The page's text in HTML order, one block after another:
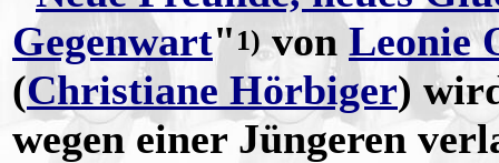
Gegenwart" 1)vonLeonie
(Christiane Hörbiger)
wegen einer Jüngeren